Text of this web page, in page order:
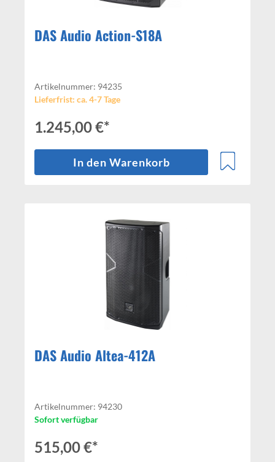
DAS Audio Action-S18A
Artikelnummer: 94235
Lieferfrist: ca. 4-7 Tage
1.245,00 €*
In den Warenkorb
DAS Audio Altea-412A
Artikelnummer: 94230
Sofort verfügbar
515,00 €*